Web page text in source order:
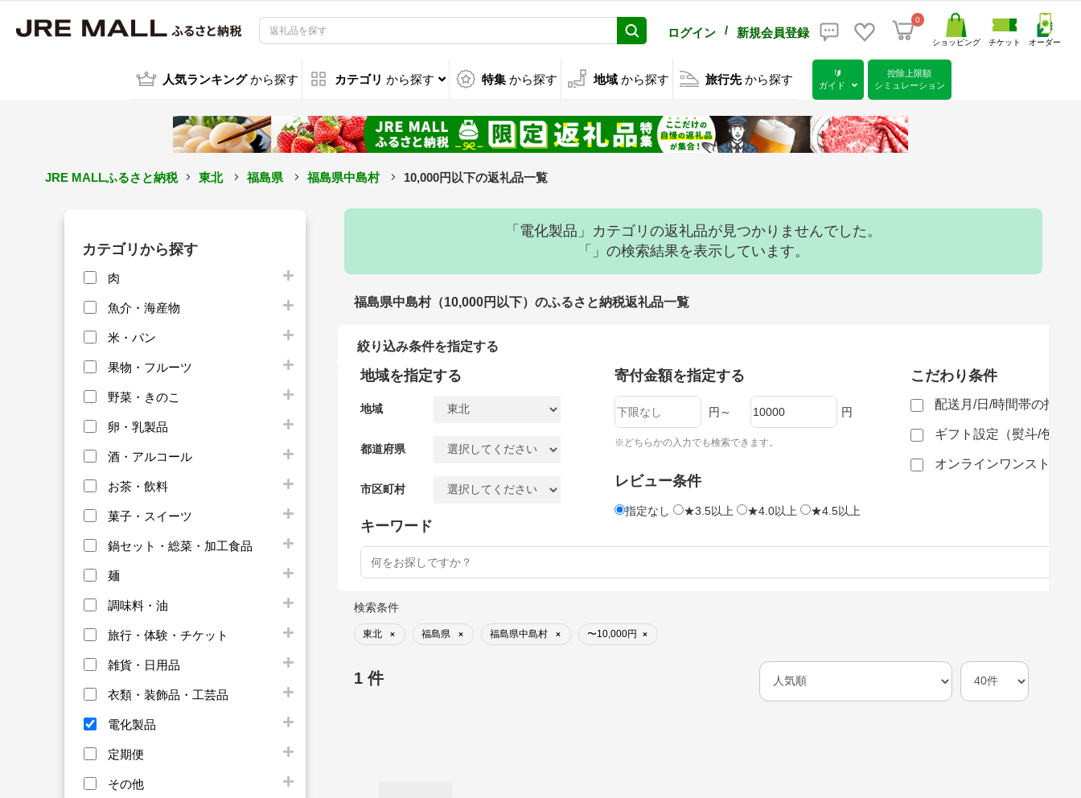
ログイン / 新規会員登録
0
ショッピング チケット オーダー
人気ランキング から探す カテゴリ から探す 特集 から探す 地域 から探す 旅行先 から探す
🔰
ガイド
控除上限額
シミュレーション
JRE MALLふるさと納税 東北 福島県 福島県中島村 10,000円以下の返礼品一覧
カテゴリから探す
肉
魚介・海産物
米・パン
果物・フルーツ
野菜・きのこ
卵・乳製品
酒・アルコール
お茶・飲料
菓子・スイーツ
鍋セット・総菜・加工食品
麺
調味料・油
旅行・体験・チケット
雑貨・日用品
衣類・装飾品・工芸品
電化製品
定期便
その他
「電化製品」カテゴリの返礼品が見つかりませんでした。
「」の検索結果を表示しています。
福島県中島村（10,000円以下）のふるさと納税返礼品一覧
絞り込み条件を指定する
地域を指定する
地域
都道府県
市区町村
寄付金額を指定する
円～ 円
※どちらかの入力でも検索できます。
レビュー条件
指定なし ★3.5以上 ★4.0以上 ★4.5以上
こだわり条件
配送月/日/時間帯の指定
ギフト設定（熨斗/包装
オンラインワンストップ
キーワード
検索条件
東北 × 福島県 × 福島県中島村 × 〜10,000円 ×
1 件